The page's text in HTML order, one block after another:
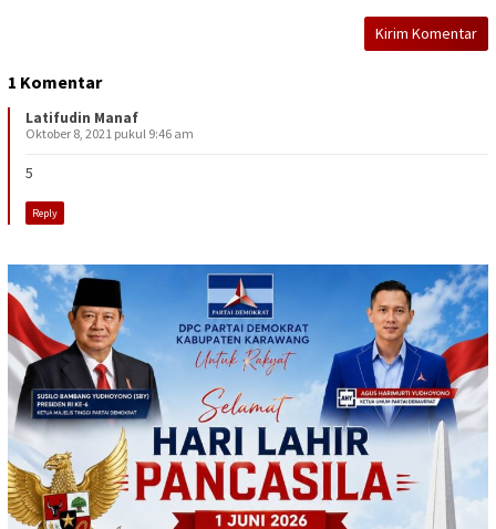
1 Komentar
Latifudin Manaf
Oktober 8, 2021 pukul 9:46 am
5
Reply